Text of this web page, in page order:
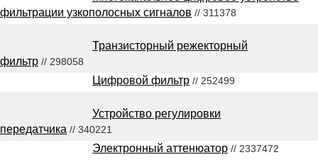
фильтрации узкополосных сигналов // 311378
Транзисторный режекторный
фильтр // 298058
Цифровой фильтр // 252499
Устройство регулировки
передатчика // 340221
Электронный аттенюатор // 2337472